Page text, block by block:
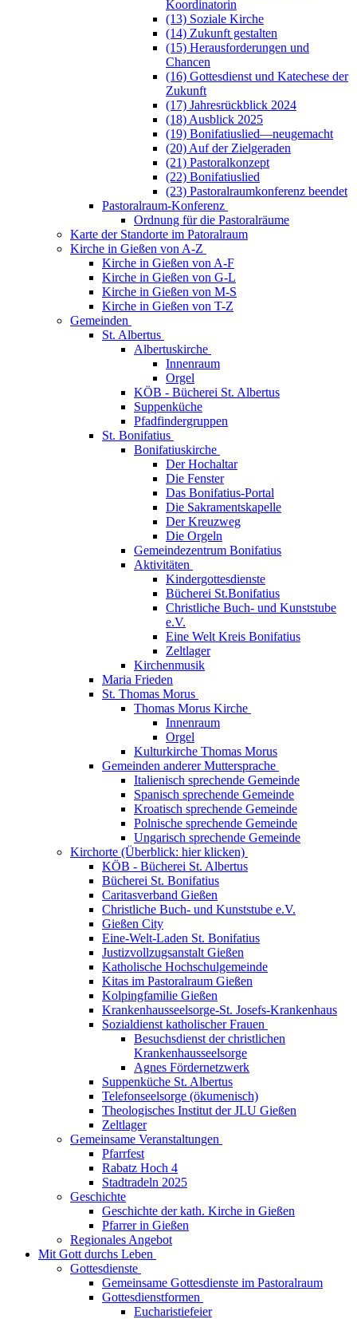
Koordinatorin
(13) Soziale Kirche
(14) Zukunft gestalten
(15) Herausforderungen und
Chancen
(16) Gottesdienst und Katechese der
Zukunft
(17) Jahresrückblick 2024
(18) Ausblick 2025
(19) Bonifatiuslied—neugemacht
(20) Auf der Zielgeraden
(21) Pastoralkonzept
(22) Bonifatiuslied
(23) Pastoralraumkonferenz beendet
Pastoralraum-Konferenz
Ordnung für die Pastoralräume
Karte der Standorte im Patoralraum
Kirche in Gießen von A-Z
Kirche in Gießen von A-F
Kirche in Gießen von G-L
Kirche in Gießen von M-S
Kirche in Gießen von T-Z
Gemeinden
St. Albertus
Albertuskirche
Innenraum
Orgel
KÖB - Bücherei St. Albertus
Suppenküche
Pfadfindergruppen
St. Bonifatius
Bonifatiuskirche
Der Hochaltar
Die Fenster
Das Bonifatius-Portal
Die Sakramentskapelle
Der Kreuzweg
Die Orgeln
Gemeindezentrum Bonifatius
Aktivitäten
Kindergottesdienste
Bücherei St.Bonifatius
Christliche Buch- und Kunststube
e.V.
Eine Welt Kreis Bonifatius
Zeltlager
Kirchenmusik
Maria Frieden
St. Thomas Morus
Thomas Morus Kirche
Innenraum
Orgel
Kulturkirche Thomas Morus
Gemeinden anderer Muttersprache
Italienisch sprechende Gemeinde
Spanisch sprechende Gemeinde
Kroatisch sprechende Gemeinde
Polnische sprechende Gemeinde
Ungarisch sprechende Gemeinde
Kirchorte (Überblick: hier klicken)
KÖB - Bücherei St. Albertus
Bücherei St. Bonifatius
Caritasverband Gießen
Christliche Buch- und Kunststube e.V.
Gießen City
Eine-Welt-Laden St. Bonifatius
Justizvollzugsanstalt Gießen
Katholische Hochschulgemeinde
Kitas im Pastoralraum Gießen
Kolpingfamilie Gießen
Krankenhausseelsorge-St. Josefs-Krankenhaus
Sozialdienst katholischer Frauen
Besuchsdienst der christlichen
Krankenhausseelsorge
Agnes Fördernetzwerk
Suppenküche St. Albertus
Telefonseelsorge (ökumenisch)
Theologisches Institut der JLU Gießen
Zeltlager
Gemeinsame Veranstaltungen
Pfarrfest
Rabatz Hoch 4
Stadtradeln 2025
Geschichte
Geschichte der kath. Kirche in Gießen
Pfarrer in Gießen
Regionales Angebot
Mit Gott durchs Leben
Gottesdienste
Gemeinsame Gottesdienste im Pastoralraum
Gottesdienstformen
Eucharistiefeier